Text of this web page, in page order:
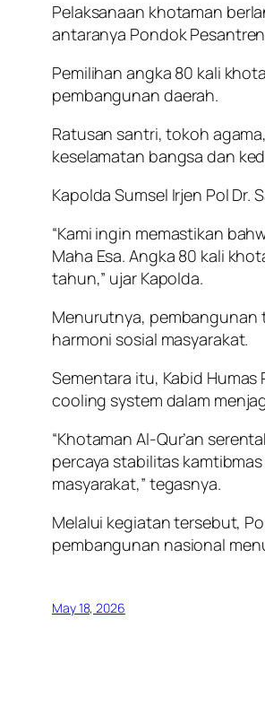
Pelaksanaan khotaman
antaranya Pondok
Pemilihan angka 80 kali
pembangunan daerah.
Ratusan santri, tokoh
keselamatan bangsa dan
Kapolda Sumsel Irjen Pol
“Kami ingin memastikan
Maha Esa. Angka 80 kali
tahun,” ujar Kapolda.
Menurutnya, pembangunan
harmoni sosial masyarakat.
Sementara itu, Kabid Humas
cooling system dalam
“Khotaman Al-Qur’an
percaya stabilitas
masyarakat,” tegasnya.
Melalui kegiatan tersebut,
pembangunan nasional
May 18, 2026